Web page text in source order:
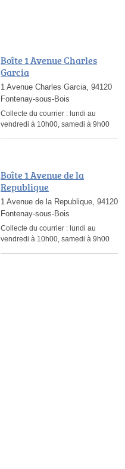
Boîte 1 Avenue Charles
Garcia
1 Avenue Charles Garcia, 94120
Fontenay-sous-Bois
Collecte du courrier : lundi au
vendredi à 10h00, samedi à 9h00
Boîte 1 Avenue de la
Republique
1 Avenue de la Republique, 94120
Fontenay-sous-Bois
Collecte du courrier : lundi au
vendredi à 10h00, samedi à 9h00